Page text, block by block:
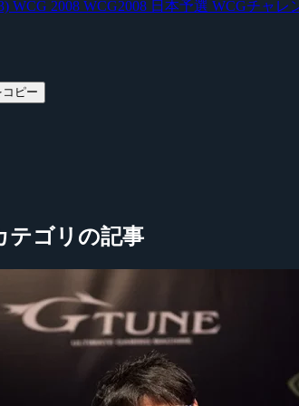
WCG 2008 WCG2008 日本予選 WCGチャレ
コピー
テゴリの記事